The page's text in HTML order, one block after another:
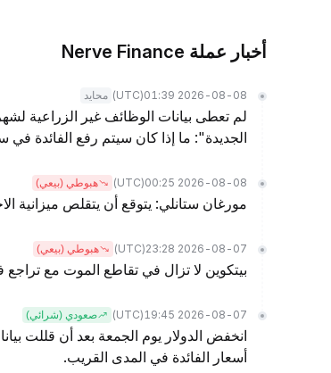
أخبار عملة Nerve Finance
2026-08-08 01:39
(UTC) محايد
لم تعطى بيانات الوظائف غير الزراعية
الجديدة": ما إذا كان سيتم رفع الفائدة في
2026-08-08 00:25
(UTC) هبوطي (بيعي)
مورغان ستانلي: يتوقع أن يتقلص ميزانية الاحتياطي
2026-08-07 23:28
(UTC) هبوطي (بيعي)
بيتكوين لا تزال في تقاطع الموت مع
2026-08-07 19:45
(UTC) صعودي (شرائي)
انخفض الدولار يوم الجمعة بعد أن قللت
أسعار الفائدة في المدى القريب.